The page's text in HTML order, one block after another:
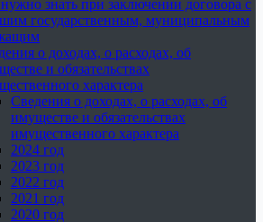
знать при заключении договора с
государственным, муниципальным
о доходах, о расходах, об
и обязательствах
характера
Сведения о доходах, о расходах, об
имуществе и обязательствах
имущественного характера
2024 год
2023 год
2022 год
2021 год
2020 год